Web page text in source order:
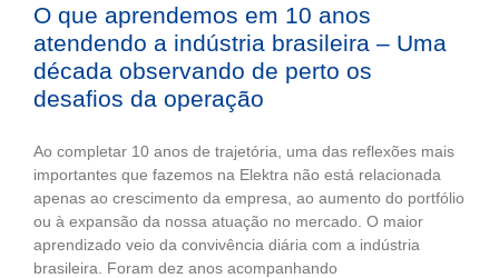
O que aprendemos em 10 anos
atendendo a indústria brasileira – Uma
década observando de perto os
desafios da operação
Ao completar 10 anos de trajetória, uma das reflexões mais
importantes que fazemos na Elektra não está relacionada
apenas ao crescimento da empresa, ao aumento do portfólio
ou à expansão da nossa atuação no mercado. O maior
aprendizado veio da convivência diária com a indústria
brasileira. Foram dez anos acompanhando